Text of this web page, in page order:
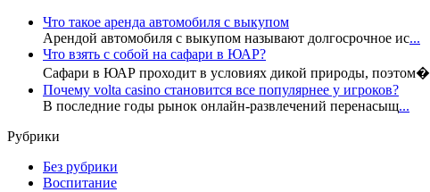
Что такое аренда автомобиля с выкупом
Арендой автомобиля с выкупом называют долгосрочное ис...
Что взять с собой на сафари в ЮАР?
Сафари в ЮАР проходит в условиях дикой природы, поэтом�
Почему volta casino становится все популярнее у игроков?
В последние годы рынок онлайн-развлечений перенасыщ...
Рубрики
Без рубрики
Воспитание